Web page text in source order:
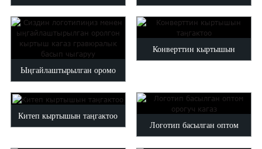
Zulu
КАГАЗЫНЫН БӨЛҮМҮ КАГАЗ
Ыңгайлаштырылган оромо
кагаз гравюралык басып
чыгаруу...
Конверттин кыртышын
Китеп кыртышын таңгактоо
Логотип басылган оптом